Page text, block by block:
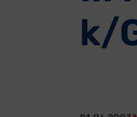
k/